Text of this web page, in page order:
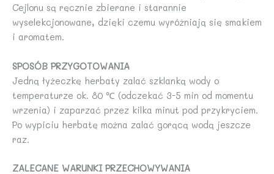
Cejlonu są ręcznie zbierane i starannie
wyselekcjonowane, dzięki czemu wyróżniają się smakiem
i aromatem.
SPOSÓB PRZYGOTOWANIA
Jedną łyżeczkę herbaty zalać szklanką wody o
temperaturze ok. 80 ℃ (odczekać 3-5 min od momentu
wrzenia) i zaparzać przez kilka minut pod przykryciem.
Po wypiciu herbatę można zalać gorącą wodą jeszcze
raz.
ZALECANE WARUNKI PRZECHOWYWANIA